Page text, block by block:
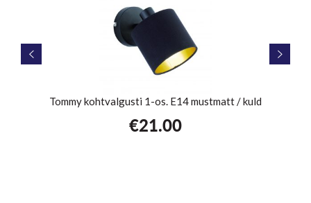
Tommy kohtvalgusti 1-os. E14 mustmatt / kuld
€21.00